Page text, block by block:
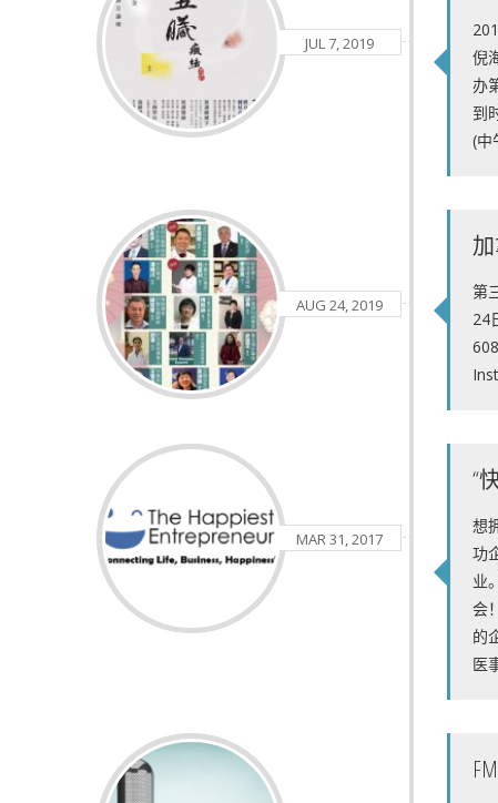
JUL 7, 2019
倪
办
到
(中
AUG 24, 2019
第
24
MAR 31, 2017
“
想
功
业
会
的
医